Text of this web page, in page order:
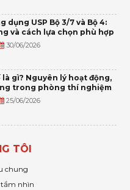
dụng USP Bộ 3/7 và Bộ 4:
và cách lựa chọn phù hợp
30/06/2026
là gì? Nguyên lý hoạt động,
trong phòng thí nghiệm
25/06/2026
TÔI
chung
nhìn